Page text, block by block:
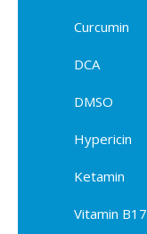
Curcumin
DCA
DMSO
Hypericin
Ketamin
Vitamin B17